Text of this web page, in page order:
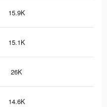
15.9K
15.1K
26K
14.6K